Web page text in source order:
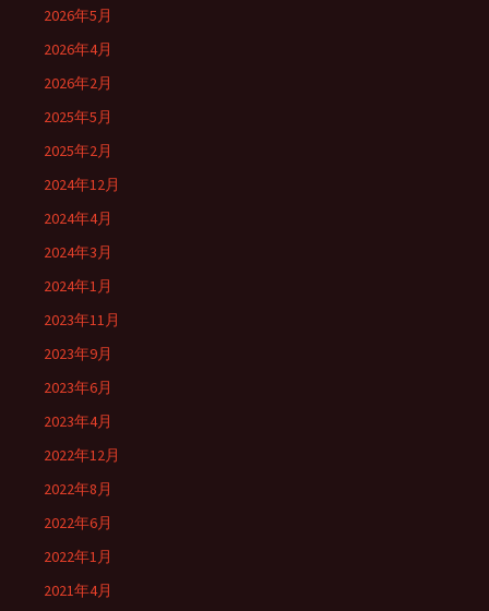
2026年5月
2026年4月
2026年2月
2025年5月
2025年2月
2024年12月
2024年4月
2024年3月
2024年1月
2023年11月
2023年9月
2023年6月
2023年4月
2022年12月
2022年8月
2022年6月
2022年1月
2021年4月